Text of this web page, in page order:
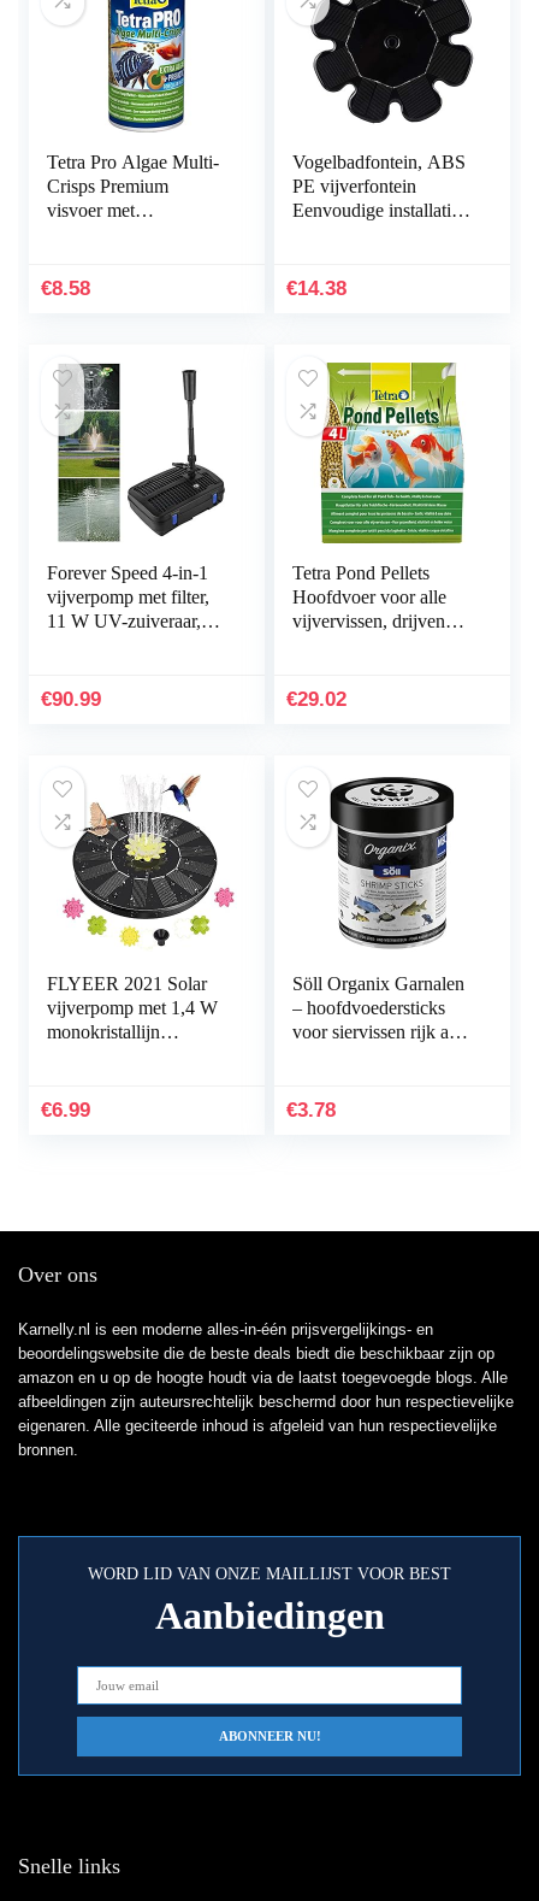
Tetra Pro Algae Multi-
Crisps Premium
visvoer met
250 ml blik
€8.58
Vogelbadfontein, ABS
PE vijverfontein
Eenvoudige installatie
aquariums
€14.38
Forever Speed 4-in-1
vijverpomp met filter,
11 W UV-zuiveraar,
en…
€90.99
Tetra Pond Pellets
Hoofdvoer voor alle
vijvervissen, drijvende
zak
€29.02
FLYEER 2021 Solar
vijverpomp met 1,4 W
monokristallijn
energie met 5…
€6.99
Söll Organix Garnalen
– hoofdvoedersticks
voor siervissen rijk aan
voeding in…
€3.78
Over ons
Karnelly.nl is een moderne alles-in-één prijsvergelijkings- en
beoordelingswebsite die de beste deals biedt die beschikbaar zijn op
amazon en u op de hoogte houdt via de laatst toegevoegde blogs. Alle
afbeeldingen zijn auteursrechtelijk beschermd door hun respectievelijke
eigenaren. Alle geciteerde inhoud is afgeleid van hun respectievelijke
bronnen.
WORD LID VAN ONZE MAILLIJST VOOR BEST
Aanbiedingen
Snelle links